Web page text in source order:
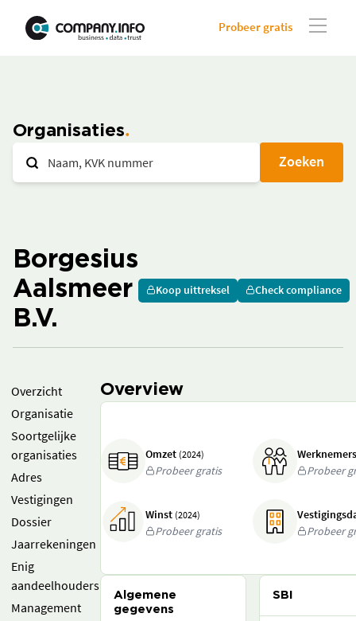
Probeer gratis
Organisaties
Zoeken
Borgesius
Aalsmeer
B.V.
Koop uittreksel Check compliance
Overzicht
Organisatie
Soortgelijke
organisaties
Adres
Vestigingen
Dossier
Jaarrekeningen
Enig
aandeelhouders
Management
Overview
Omzet (2024)
Probeer gratis
Probeer
Winst (2024)
Probeer gratis
Probeer
Algemene
gegevens
SBI